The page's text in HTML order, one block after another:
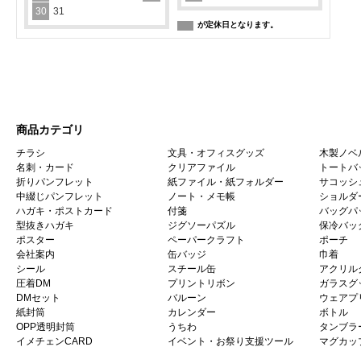
30
31
が定休日となります。
商品カテゴリ
チラシ
名刺・カード
折りパンフレット
中綴じパンフレット
ハガキ・ポストカード
型抜きハガキ
ポスター
会社案内
シール
圧着DM
DMセット
紙封筒
OPP透明封筒
イメチェンCARD
文具・オフィスグッズ
クリアファイル
紙ファイル・紙フォルダー
ノート・メモ帳
付箋
ジグソーパズル
ペーパークラフト
缶バッジ
スチール缶
プリントリボン
バルーン
カレンダー
うちわ
イベント・お祭り支援ツール
木製ノベ
トートバ
サコッシ
ショルダ
バッグパ
保冷バッ
ポーチ
巾着
アクリル
ガラスグ
ウェアプ
ボトル
タンブラ
マグカッ